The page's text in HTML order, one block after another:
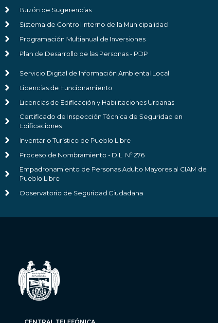
Buzón de Sugerencias
Sistema de Control Interno de la Municipalidad
Programación Multianual de Inversiones
Plan de Desarrollo de las Personas - PDP
Servicio Digital de Información Ambiental Local
Licencias de Funcionamiento
Licencias de Edificación y Habilitaciones Urbanas
Certificado de Inspección Técnica de Seguridad en
Edificaciones
Inventario Turístico de Pueblo Libre
Proceso de Nombramiento - D.L. Nº 276
Empadronamiento de Personas Adulto Mayores al CIAM de
Pueblo Libre
Observatorio de Seguridad Ciudadana